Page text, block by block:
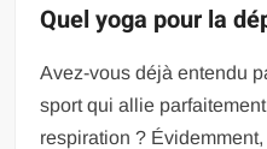
Quel yoga pour la
Avez-vous déjà entendu
sport qui allie
respiration ?